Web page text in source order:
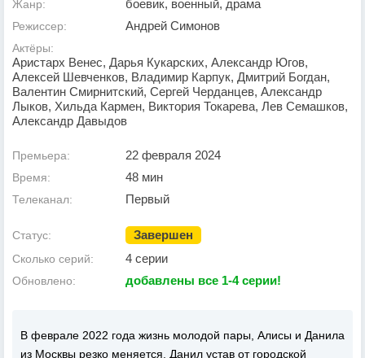
Жанр: боевик, военный, драма
Режиссер: Андрей Симонов
Актёры:
Аристарх Венес, Дарья Кукарских, Александр Югов,
Алексей Шевченков, Владимир Карпук, Дмитрий Богдан,
Валентин Смирнитский, Сергей Черданцев, Александр
Лыков, Хильда Кармен, Виктория Токарева, Лев Семашков,
Александр Давыдов
Премьера: 22 февраля 2024
Время: 48 мин
Телеканал: Первый
Статус: Завершен
Сколько серий: 4 серии
Обновлено: добавлены все 1-4 серии!
В феврале 2022 года жизнь молодой пары, Алисы и Данила
из Москвы резко меняется. Данил устав от городской